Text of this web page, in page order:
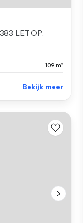
LET OP:
109 m²
Bekijk meer